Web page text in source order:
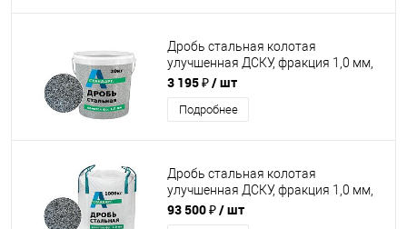
Дробь стальная колотая
улучшенная ДСКУ, фракция 1,0 мм,
20 кг
3 195 ₽/ шт
Подробнее
Дробь стальная колотая
улучшенная ДСКУ, фракция 1,0 мм,
1000 кг
93 500 ₽/ шт